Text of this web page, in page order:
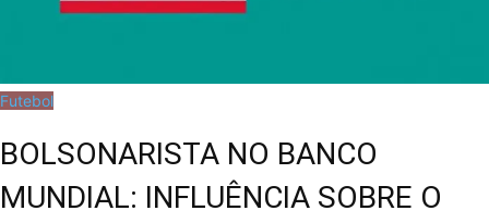
Futebol
BOLSONARISTA NO BANCO
MUNDIAL: INFLUÊNCIA SOBRE O